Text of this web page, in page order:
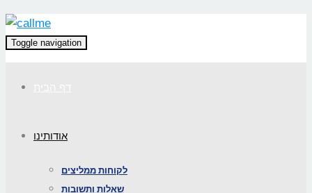
Toggle navigation
אודותינו
לקוחות ממליצים
שאלות ותשובות